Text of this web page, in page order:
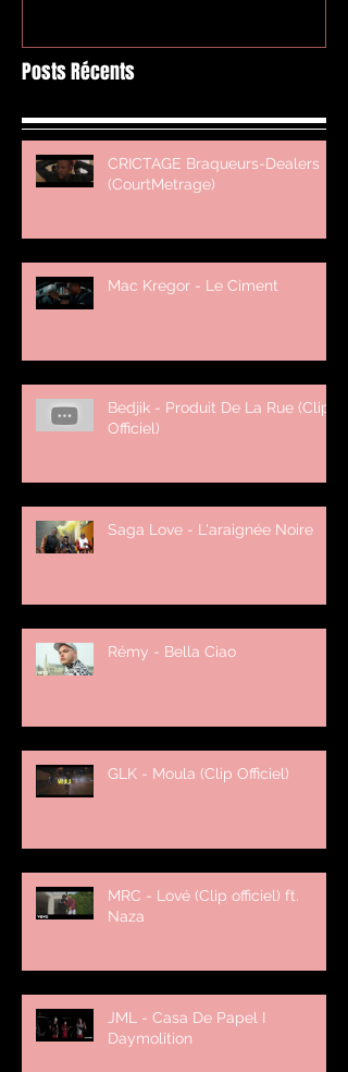
Posts Récents
CRICTAGE Braqueurs-Dealers
(CourtMetrage)
Mac Kregor - Le Ciment
Bedjik - Produit De La Rue (Clip
Officiel)
Saga Love - L'araignée Noire
Rémy - Bella Ciao
GLK - Moula (Clip Officiel)
MRC - Lové (Clip officiel) ft.
Naza
JML - Casa De Papel I
Daymolition